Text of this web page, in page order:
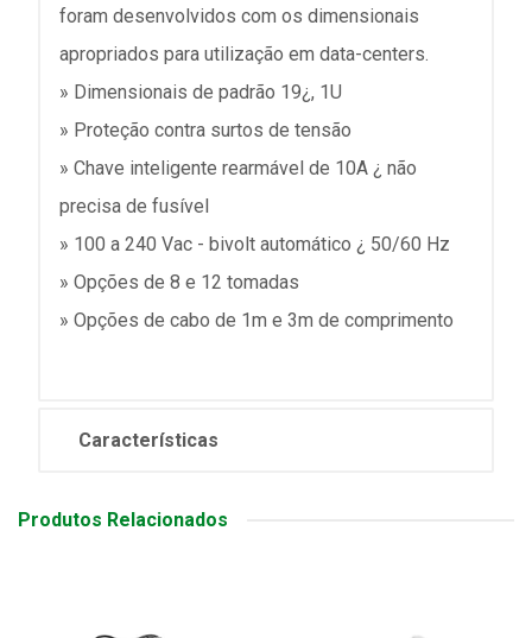
foram desenvolvidos com os dimensionais
apropriados para utilização em data-centers.
» Dimensionais de padrão 19¿, 1U
» Proteção contra surtos de tensão
» Chave inteligente rearmável de 10A ¿ não
precisa de fusível
» 100 a 240 Vac - bivolt automático ¿ 50/60 Hz
» Opções de 8 e 12 tomadas
» Opções de cabo de 1m e 3m de comprimento
Características
Produtos Relacionados